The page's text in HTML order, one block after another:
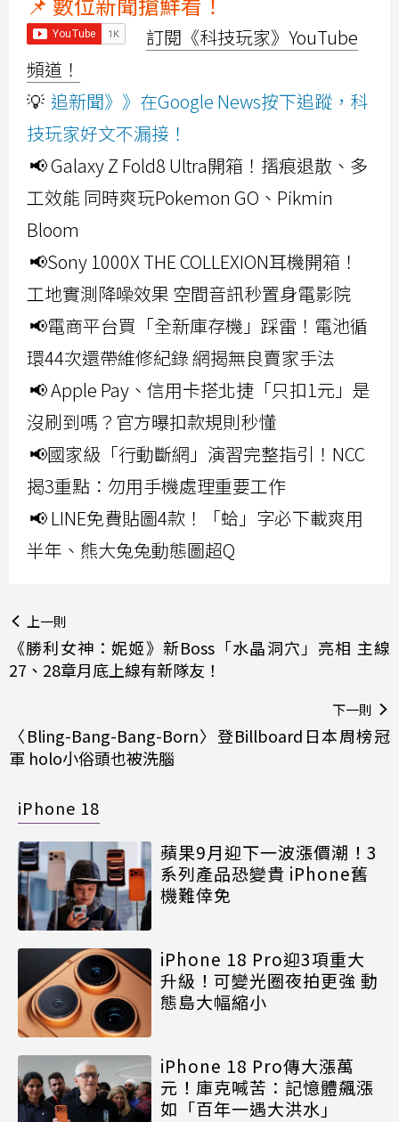
訂閱《科技玩家》YouTube
頻道！
💡 追新聞》》在Google News按下追蹤，科
技玩家好文不漏接！
📢 Galaxy Z Fold8 Ultra開箱！摺痕退散、多
工效能 同時爽玩Pokemon GO、Pikmin
Bloom
📢Sony 1000X THE COLLEXION耳機開箱！
工地實測降噪效果 空間音訊秒置身電影院
📢電商平台買「全新庫存機」踩雷！電池循
環44次還帶維修紀錄 網揭無良賣家手法
📢 Apple Pay、信用卡搭北捷「只扣1元」是
沒刷到嗎？官方曝扣款規則秒懂
📢國家級「行動斷網」演習完整指引！NCC
揭3重點：勿用手機處理重要工作
📢 LINE免費貼圖4款！「蛤」字必下載爽用
半年、熊大兔兔動態圖超Q
上一則
《勝利女神：妮姬》新Boss「水晶洞穴」亮相 主線
27、28章月底上線有新隊友！
下一則
〈Bling-Bang-Bang-Born〉登Billboard日本周榜冠
軍 holo小俗頭也被洗腦
iPhone 18
蘋果9月迎下一波漲價潮！3
系列產品恐變貴 iPhone舊
機難倖免
iPhone 18 Pro迎3項重大
升級！可變光圈夜拍更強 動
態島大幅縮小
iPhone 18 Pro傳大漲萬
元！庫克喊苦：記憶體飆漲
如「百年一遇大洪水」